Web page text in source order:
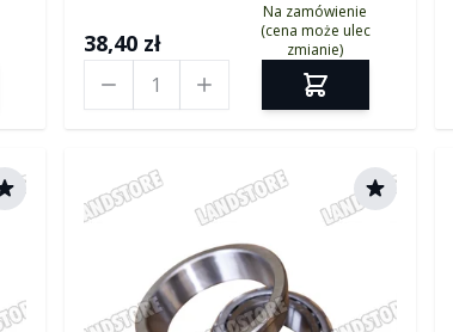
38,40 zł
Na zamówienie
(cena może ulec
zmianie)